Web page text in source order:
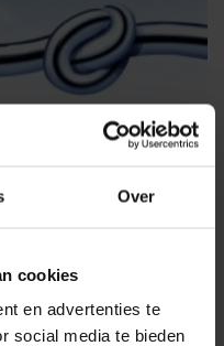
Over
cookies
en advertenties te
social media te bieden